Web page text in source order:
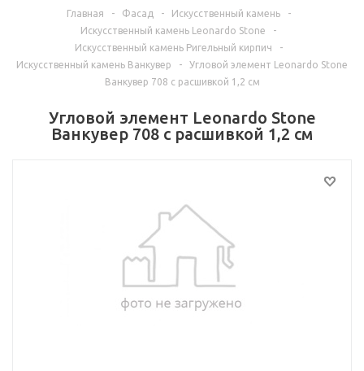
Главная - Фасад - Искусственный камень
-
Искусственный камень Leonardo Stone
-
Искусственный камень Ригельный кирпич
-
Искусственный камень Ванкувер
-
Угловой элемент Leonardo Stone
Ванкувер 708 с расшивкой 1,2 см
Угловой элемент Leonardo Stone
Ванкувер 708 с расшивкой 1,2 см